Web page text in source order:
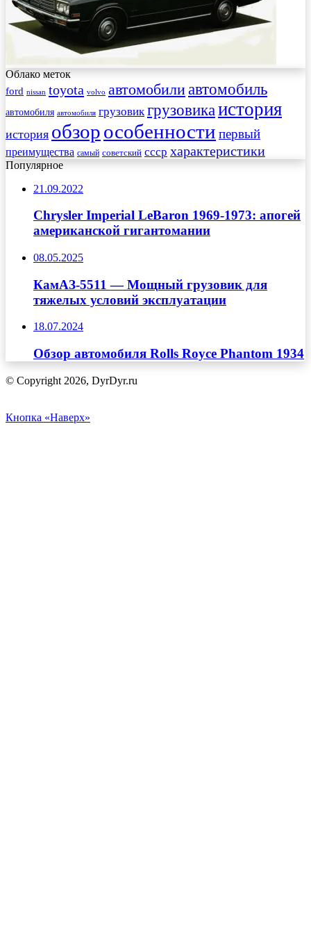
Облако меток
ford nissan toyota volvo автомобилиавтомобиль
автомобиля автомобиля грузовик грузовикаистория
история обзорособенности первый
преимущества самый советский ссср характеристики
Популярное
21.09.2022
Chrysler Imperial LeBaron 1969-1973: апогей
американской гигантомании
08.05.2025
КамАЗ-5511 — Мощный грузовик для
тяжелых условий эксплуатации
18.07.2024
Обзор автомобиля Rolls Royce Phantom 1934
© Copyright 2026, DyrDyr.ru
Кнопка «Наверх»